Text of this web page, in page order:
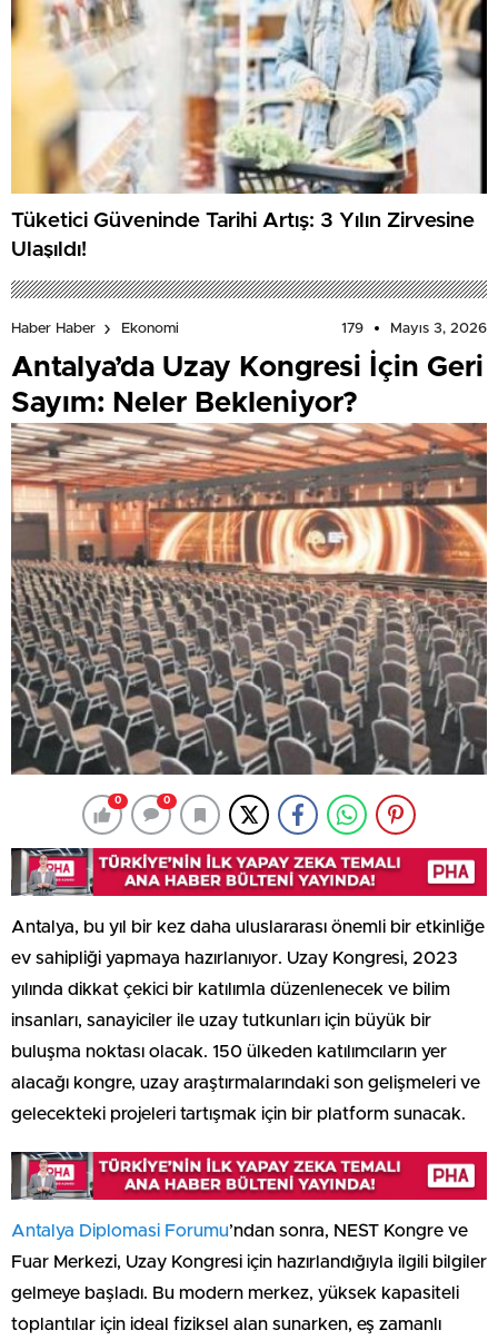
Tüketici Güveninde Tarihi Artış: 3 Yılın Zirvesine
Ulaşıldı!
Haber Haber Ekonomi 179 Mayıs 3, 2026
Antalya’da Uzay Kongresi İçin Geri
Sayım: Neler Bekleniyor?
0 0
Antalya, bu yıl bir kez daha uluslararası önemli bir etkinliğe
ev sahipliği yapmaya hazırlanıyor. Uzay Kongresi, 2023
yılında dikkat çekici bir katılımla düzenlenecek ve bilim
insanları, sanayiciler ile uzay tutkunları için büyük bir
buluşma noktası olacak. 150 ülkeden katılımcıların yer
alacağı kongre, uzay araştırmalarındaki son gelişmeleri ve
gelecekteki projeleri tartışmak için bir platform sunacak.
Antalya Diplomasi Forumu’ndan sonra, NEST Kongre ve
Fuar Merkezi, Uzay Kongresi için hazırlandığıyla ilgili bilgiler
gelmeye başladı. Bu modern merkez, yüksek kapasiteli
toplantılar için ideal fiziksel alan sunarken, eş zamanlı